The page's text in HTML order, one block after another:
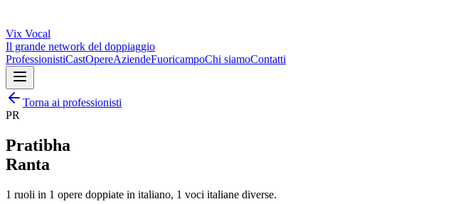
Vix Vocal
Il grande network del doppiaggio
ProfessionistiCastOpereAziendeFuoricampoChi siamoContatti
Torna ai professionisti
PR
Pratibha
Ranta
1 ruoli in 1 opere doppiate in italiano, 1 voci italiane diverse.